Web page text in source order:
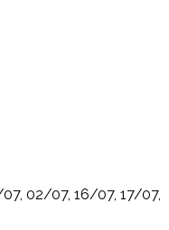
02/07, 16/07, 17/07,